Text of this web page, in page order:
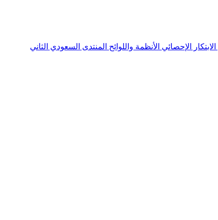
الابتكار الإحصائي الأنظمة واللوائح المنتدى السعودي الثاني